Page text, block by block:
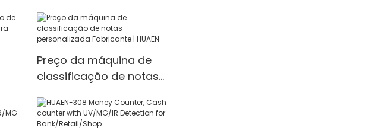
venda
Preço da máquina de
classificação de notas
Fabricante | HUAEN